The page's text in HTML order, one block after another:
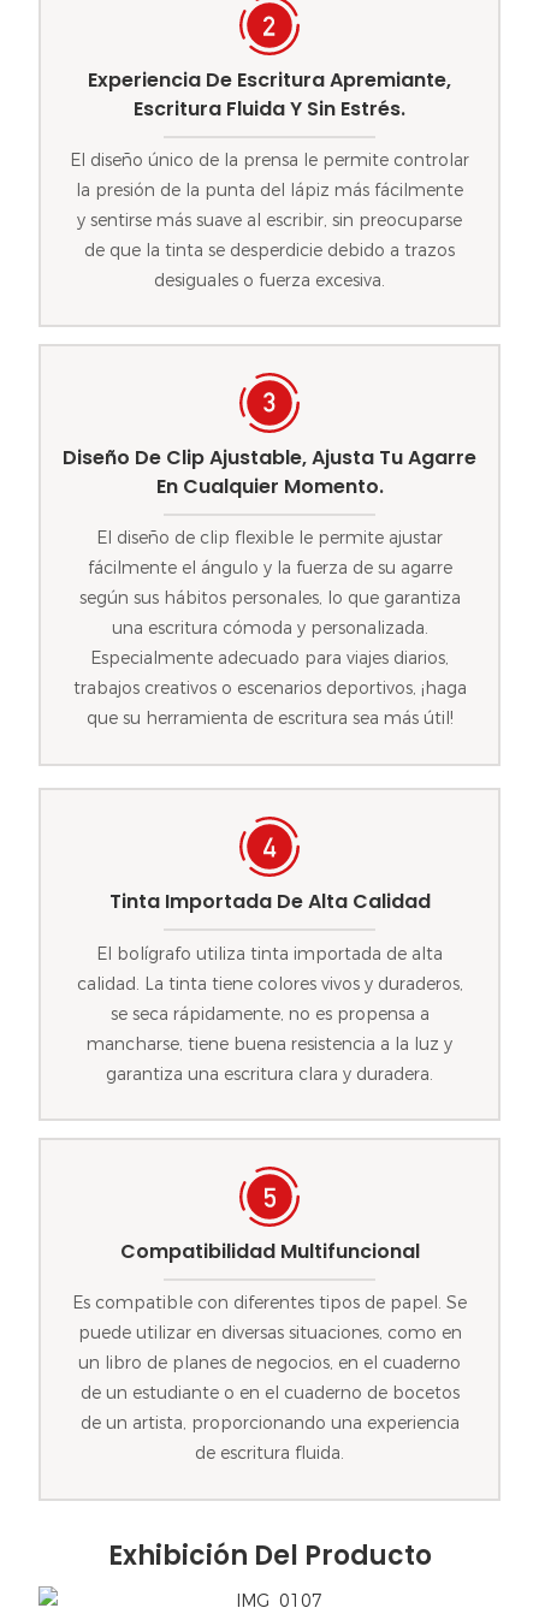
Experiencia De Escritura Apremiante,
Escritura Fluida Y Sin Estrés.
El diseño único de la prensa le permite controlar
la presión de la punta del lápiz más fácilmente
y sentirse más suave al escribir, sin preocuparse
de que la tinta se desperdicie debido a trazos
desiguales o fuerza excesiva.
Diseño De Clip Ajustable, Ajusta Tu Agarre
En Cualquier Momento.
El diseño de clip flexible le permite ajustar
fácilmente el ángulo y la fuerza de su agarre
según sus hábitos personales, lo que garantiza
una escritura cómoda y personalizada.
Especialmente adecuado para viajes diarios,
trabajos creativos o escenarios deportivos, ¡haga
que su herramienta de escritura sea más útil!
Tinta Importada De Alta Calidad
El bolígrafo utiliza tinta importada de alta
calidad. La tinta tiene colores vivos y duraderos,
se seca rápidamente, no es propensa a
mancharse, tiene buena resistencia a la luz y
garantiza una escritura clara y duradera.
Compatibilidad Multifuncional
Es compatible con diferentes tipos de papel. Se
puede utilizar en diversas situaciones, como en
un libro de planes de negocios, en el cuaderno
de un estudiante o en el cuaderno de bocetos
de un artista, proporcionando una experiencia
de escritura fluida.
Exhibición Del Producto